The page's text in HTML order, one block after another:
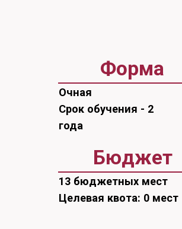
Платные места
Целевая квота: 0 мест
2 платных места
Образовательная программа
магистратуры «Педагогическое
образование» по профилю
«Изобразительное искусство в